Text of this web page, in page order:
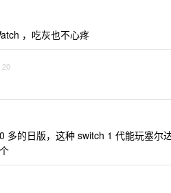
，吃灰也不心疼
20
多的日版，这种 switch 1 代能玩塞尔